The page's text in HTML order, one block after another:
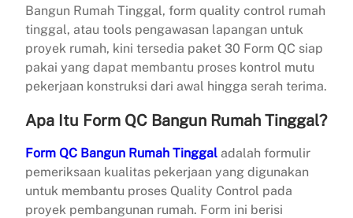
Bangun Rumah Tinggal, form quality control rumah
tinggal, atau tools pengawasan lapangan untuk
proyek rumah, kini tersedia paket 30 Form QC siap
pakai yang dapat membantu proses kontrol mutu
pekerjaan konstruksi dari awal hingga serah terima.
Apa Itu Form QC Bangun Rumah Tinggal?
Form QC Bangun Rumah Tinggal adalah formulir
pemeriksaan kualitas pekerjaan yang digunakan
untuk membantu proses Quality Control pada
proyek pembangunan rumah. Form ini berisi